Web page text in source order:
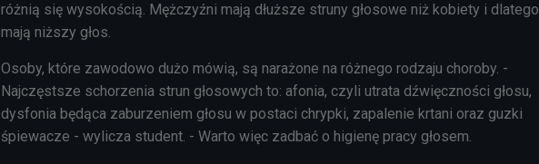
różnią się wysokością. Mężczyźni mają dłuższe struny głosowe niż kobiety i dlatego
mają niższy głos.
Osoby, które zawodowo dużo mówią, są narażone na różnego rodzaju choroby. -
Najczęstsze schorzenia strun głosowych to: afonia, czyli utrata dźwięczności głosu,
dysfonia będąca zaburzeniem głosu w postaci chrypki, zapalenie krtani oraz guzki
śpiewacze - wylicza student. - Warto więc zadbać o higienę pracy głosem.